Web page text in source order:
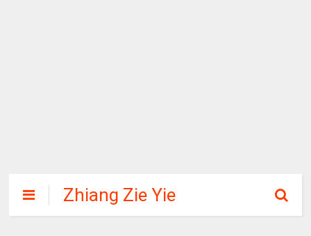
Zhiang Zie Yie